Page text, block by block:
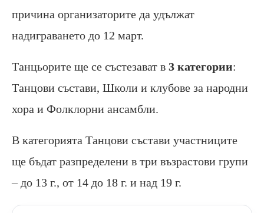
причина организаторите да удължат
надиграването до 12 март.
Танцьорите ще се състезават в 3 категории:
Танцови състави, Школи и клубове за народни
хора и Фолклорни ансамбли.
В категорията Танцови състави участниците
ще бъдат разпределени в три възрастови групи
– до 13 г., от 14 до 18 г. и над 19 г.